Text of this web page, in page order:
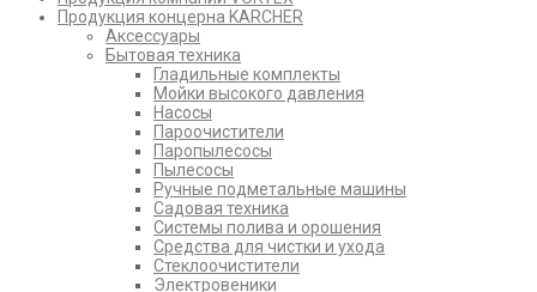
Продукция концерна KARCHER
Аксессуары
Бытовая техника
Гладильные комплекты
Мойки высокого давления
Насосы
Пароочистители
Паропылесосы
Пылесосы
Ручные подметальные машины
Садовая техника
Системы полива и орошения
Средства для чистки и ухода
Стеклоочистители
Электровеники